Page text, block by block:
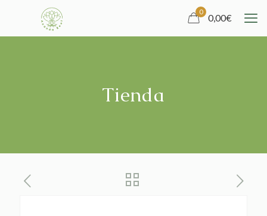
0
0,00€
Tienda